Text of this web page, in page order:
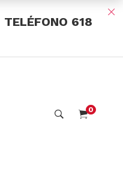
TELÉFONO 618
0